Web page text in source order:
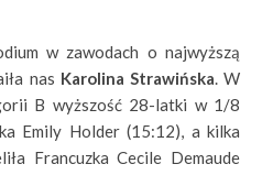
w zawodach o najwyższą
nas Karolina Strawińska . W
B wyższość 28-latki w 1/8
Emily Holder (15:12), a kilka
Francuzka Cecile Demaude